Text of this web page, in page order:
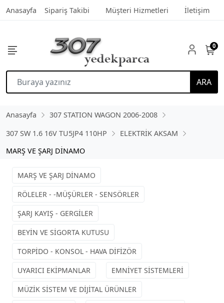
Anasayfa Sipariş Takibi Müşteri Hizmetleri İletişim
ARA
0
Anasayfa
307 STATION WAGON 2006-2008
307 SW 1.6 16V TU5JP4 110HP
ELEKTRİK AKSAM
MARŞ VE ŞARJ DİNAMO
MARŞ VE ŞARJ DİNAMO
RÖLELER - -MÜŞÜRLER - SENSÖRLER
ŞARJ KAYIŞ - GERGİLER
BEYİN VE SİGORTA KUTUSU
TORPİDO - KONSOL - HAVA DİFİZÖR
UYARICI EKİPMANLAR
EMNİYET SİSTEMLERİ
MÜZİK SİSTEM VE DİJİTAL ÜRÜNLER